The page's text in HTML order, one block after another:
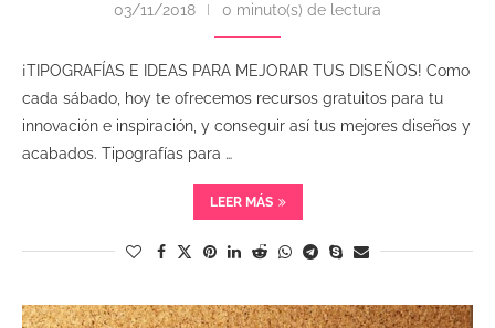
03/11/2018 0 minuto(s) de lectura
¡TIPOGRAFÍAS E IDEAS PARA MEJORAR TUS DISEÑOS! Como
cada sábado, hoy te ofrecemos recursos gratuitos para tu
innovación e inspiración, y conseguir así tus mejores diseños y
acabados. Tipografías para …
LEER MÁS